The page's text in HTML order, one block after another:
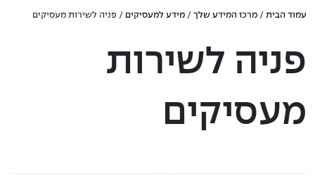
קרן מחלה
שאלות ותשובות
עמוד הבית / מרכז המידע שלך / מידע למעסיקים / פניה לשירות מעסיקים
פניה לשירות
מעסיקים